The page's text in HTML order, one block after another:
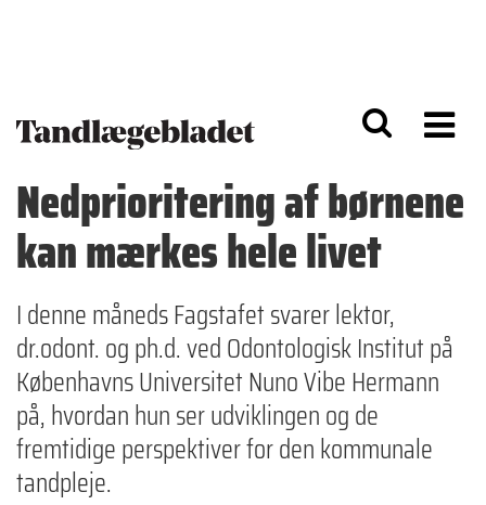
Nedprioritering af børnene
kan mærkes hele livet
I denne måneds Fagstafet svarer lektor,
dr.odont. og ph.d. ved Odontologisk Institut på
Københavns Universitet Nuno Vibe Hermann
på, hvordan hun ser udviklingen og de
fremtidige perspektiver for den kommunale
tandpleje.